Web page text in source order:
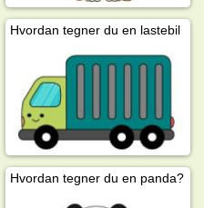
Hvordan tegner du en lastebil
Hvordan tegner du en panda?